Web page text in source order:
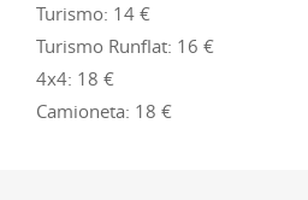
Turismo: 14 €
Turismo Runflat: 16 €
4x4: 18 €
Camioneta: 18 €